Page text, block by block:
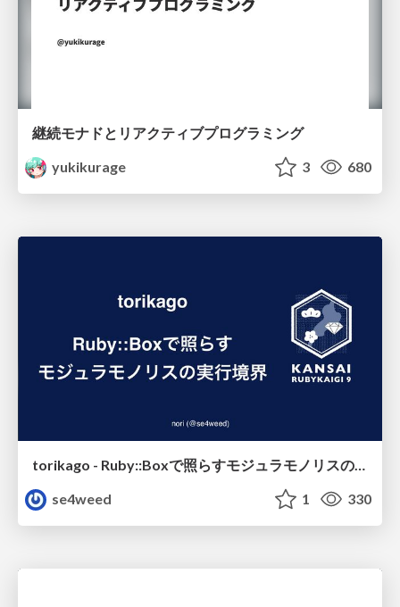
継続モナドとリアクティブプログラミング
yukikurage
3 680
torikago - Ruby::Boxで照らすモジュラモノリスの実行境界
se4weed
1 330